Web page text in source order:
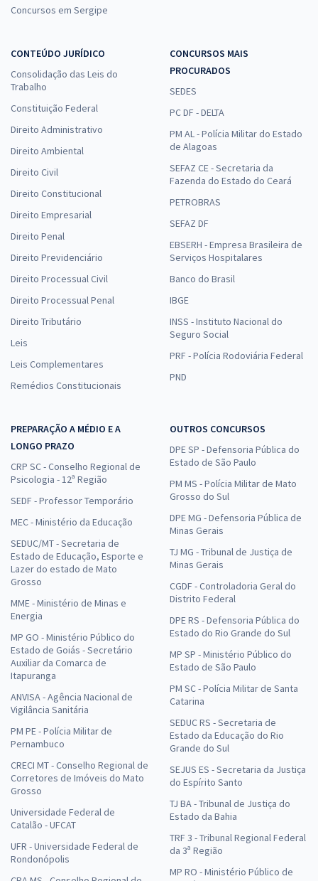
Concursos em Sergipe
CONTEÚDO JURÍDICO
Consolidação das Leis do
Trabalho
Constituição Federal
Direito Administrativo
Direito Ambiental
Direito Civil
Direito Constitucional
Direito Empresarial
Direito Penal
Direito Previdenciário
Direito Processual Civil
Direito Processual Penal
Direito Tributário
Leis
Leis Complementares
Remédios Constitucionais
CONCURSOS MAIS
PROCURADOS
SEDES
PC DF - DELTA
PM AL - Polícia Militar do Estado
de Alagoas
SEFAZ CE - Secretaria da
Fazenda do Estado do Ceará
PETROBRAS
SEFAZ DF
EBSERH - Empresa Brasileira de
Serviços Hospitalares
Banco do Brasil
IBGE
INSS - Instituto Nacional do
Seguro Social
PRF - Polícia Rodoviária Federal
PND
PREPARAÇÃO A MÉDIO E A
LONGO PRAZO
CRP SC - Conselho Regional de
Psicologia - 12ª Região
SEDF - Professor Temporário
MEC - Ministério da Educação
SEDUC/MT - Secretaria de
Estado de Educação, Esporte e
Lazer do estado de Mato
Grosso
MME - Ministério de Minas e
Energia
MP GO - Ministério Público do
Estado de Goiás - Secretário
Auxiliar da Comarca de
Itapuranga
ANVISA - Agência Nacional de
Vigilância Sanitária
PM PE - Polícia Militar de
Pernambuco
CRECI MT - Conselho Regional de
Corretores de Imóveis do Mato
Grosso
Universidade Federal de
Catalão - UFCAT
UFR - Universidade Federal de
Rondonópolis
OUTROS CONCURSOS
DPE SP - Defensoria Pública do
Estado de São Paulo
PM MS - Polícia Militar de Mato
Grosso do Sul
DPE MG - Defensoria Pública de
Minas Gerais
TJ MG - Tribunal de Justiça de
Minas Gerais
CGDF - Controladoria Geral do
Distrito Federal
DPE RS - Defensoria Pública do
Estado do Rio Grande do Sul
MP SP - Ministério Público do
Estado de São Paulo
PM SC - Polícia Militar de Santa
Catarina
SEDUC RS - Secretaria de
Estado da Educação do Rio
Grande do Sul
SEJUS ES - Secretaria da Justiça
do Espírito Santo
TJ BA - Tribunal de Justiça do
Estado da Bahia
TRF 3 - Tribunal Regional Federal
da 3ª Região
MP RO - Ministério Público de